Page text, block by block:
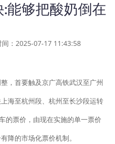
能够把酸奶倒在
：2025-07-17 11:43:58
首要触及京广高铁武汉至广州
海至杭州段、杭州至长沙段运转
的票价，由现在实施的单一票价
降的市场化票价机制。